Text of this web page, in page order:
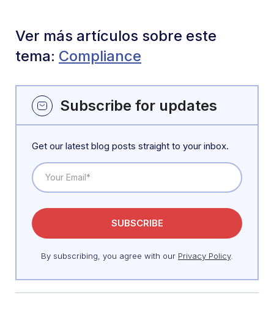
Ver más artículos sobre este
tema: Compliance
Subscribe for updates
Get our latest blog posts straight to your inbox.
By subscribing, you agree with our Privacy Policy.